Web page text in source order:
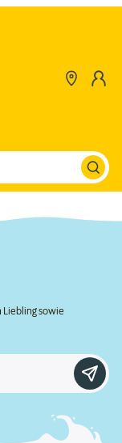
Liebling sowie